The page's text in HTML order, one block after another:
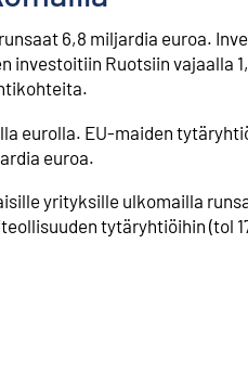
6,8 miljardia euroa.
investoitiin Ruotsiin vajaalla
eurolla. EU-maiden
euroa.
yrityksille ulkomailla
tytäryhtiöihin (tol